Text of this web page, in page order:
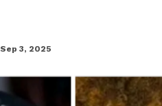
Sep 3, 2025